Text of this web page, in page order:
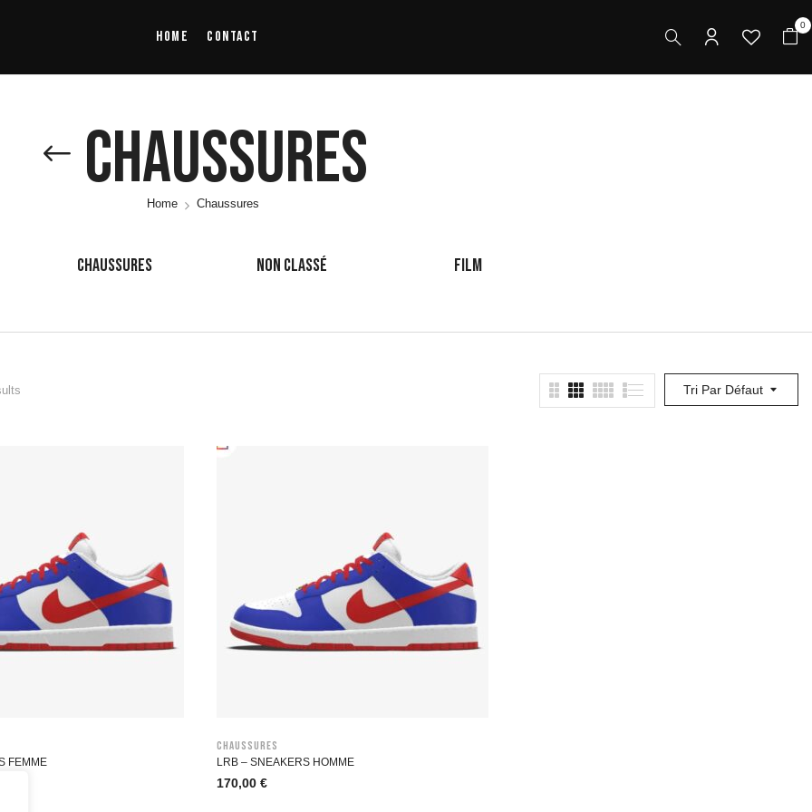
Home Contact
0
Chaussures
Home Chaussures
CHAUSSURES NON CLASSÉ FILM
Tri Par Défaut
FEMME
Chaussures
LRB – SNEAKERS HOMME
170,00 €